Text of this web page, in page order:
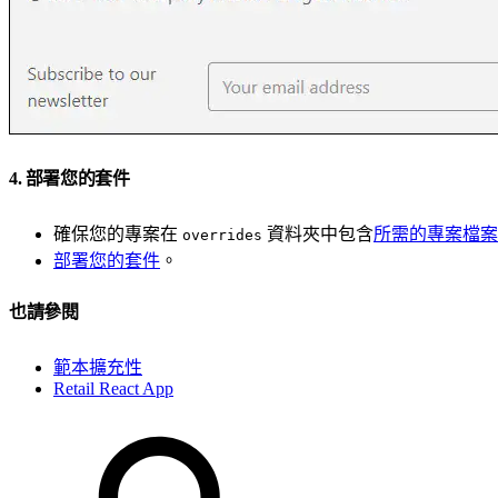
4. 部署您的套件
確保您的專案在 overrides 資料夾中包含所需的專案檔案
部署您的套件 。
也請參閱
範本擴充性
Retail React App